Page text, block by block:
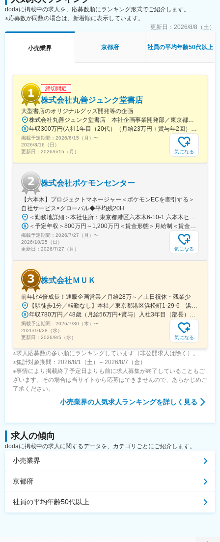
でビジネスを進めています。
変更の範囲：無
・継続的な研修と勉強会への参加
月に20～30件の商談を行っています。チームプレイを重視し、互
会を通じて、常に最新の知識とスキルを身につけることができま
■研修について：
年間5講座程のメーカー研修を受けていただきます。基本的なビジ
ネスマナーやコミュニケーションスキル、ブランドの歴史などを
学ぶことができます。その後は現場配属となり、OJTを通じて商
品知識やお客様対応のスキルを磨いて頂きます。初期の研修期間
終了後も、月1～2回程度のGLION GROUPの研修・勉強会によ
り、知識を深めスキルアップできるようサポートを受けられます
ので、ご安心ください。
当社は「クルマの総合商社」として、国内外に120社、368拠点を
展開しています。1986年の創業以来、「挑戦し続けること」を経
営理念とし、成長を続けてきました。お客様の喜びを第一に考
え、年齢や性別に関係なく評価される文化を持つ同社では、社員
一人ひとりが成長できる環境が整っています。また、自動車関連
事業以外にも、多岐にわたる事業展開を行い、グローバルな視点
でビジネスを進めています。
変更の範囲：無
記です。
dodaに掲載中の求人を、応募数順にランキング形式でご紹介します。
※応募数が同数の場合は、新着順に表示しています。
更新日： 2026/8/8（土）
小売業界 京都府 社員の平均年齢50代以上
締切間近
株式会社丸善ジュンク堂書店
大型書店のオリジナルグッズ開発等の企画
株式会社丸善ジュンク堂書店 本社企画事業開発部／東京都中央区新川1-28-23 東京ダイヤビルディング5号館9階★東京メトロ「茅場町駅」徒歩8分★JR・東京メトロ「八丁堀駅」（B4出口）徒歩5分
年収300万円/入社1年目（20代）（月給23万円＋賞与年2回） 年収390万円/入社5年目（30代）（月給30万円＋賞与年2回）
掲載予定期間： 2026/6/15（月） 〜
2026/8/16（日）
更新日： 2026/6/15（月） 気になる
株式会社ポケモンセンター
【六本木】プロジェクトマネージャー＜ポケモンECを牽引する＞
自社サービス×グローバル◆平均残20H
＜勤務地詳細＞本社住所：東京都港区六本木6-10-1 六本木ヒルズ森タワー47F受動喫煙対策：屋内全面禁煙変更の範囲：会社の定める事業所（リモートワーク含む）
＜予定年収＞800万円～1,200万円＜賃金形態＞月給制＜賃金内訳＞月額（基本給）：598,822円～837,000円固定残業手当/月：109,011円～163,480円（固定残業時間25時間0分/月）超過した時間外労働の残業手当は追加支給＜月給＞707,833円～1,000,480円（一律手当を含む）＜昇給有無＞有＜残業手当＞有賃金はあくまでも目安の金額であり、選考を通じて上下する可能性があります。月給(月額)は固定手当を含めた表記です。
掲載予定期間： 2026/7/27（月） 〜
2026/10/25（日）
更新日： 2026/7/27（月） 気になる
株式会社ＭＵＫ
前年比4倍成長！通販企画営業／月給28万～／土日祝休・残業少
【駅徒歩1分／転勤なし】本社／東京都港区浜松町1-29-6 浜松町セントラルビル2階＜アクセス＞・都営地下鉄都営浅草線「大門駅」より徒歩1分・JR山手線「浜松町駅」より徒歩2分※受動喫煙対策：屋内禁煙
年収780万円／48歳（月給56万円+賞与）入社3年目（部長） 年収525万円／28歳（月給37.5万円+賞与）入社3年目（課長）
掲載予定期間： 2026/7/30（木） 〜
2026/10/28（水）
更新日： 2026/8/5（水） 気になる
※求人応募数の多い順にランキングしています（非公開求人は除く）。
※集計対象期間：2026/8/1（土）～2026/8/7（金）
※事情により掲載終了予定日よりも前に求人募集が終了していることもご
ざいます。その場合は当サイトから応募はできませんので、あらかじめご
了承ください。
小売業界の人気求人ランキングを詳しく見る
求人の傾向
dodaに掲載中の求人に関するデータを、カテゴリごとにご紹介します。
小売業界
京都府
社員の平均年齢50代以上